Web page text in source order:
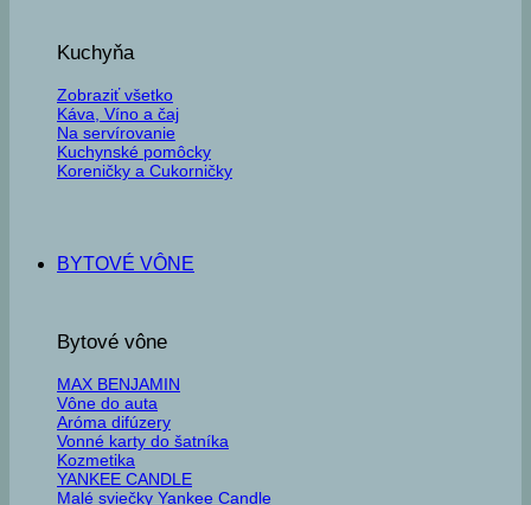
Kuchyňa
Zobraziť všetko
Káva, Víno a čaj
Na servírovanie
Kuchynské pomôcky
Koreničky a Cukorničky
BYTOVÉ VÔNE
Bytové vône
MAX BENJAMIN
Vône do auta
Aróma difúzery
Vonné karty do šatníka
Kozmetika
YANKEE CANDLE
Malé sviečky Yankee Candle